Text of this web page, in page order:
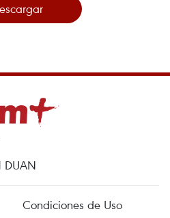
DUAN
Condiciones de Uso